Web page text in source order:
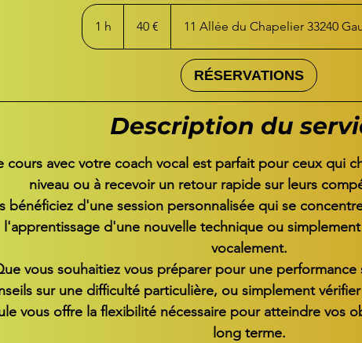
1 h 40 € 11 Allée du Chapelier 33240
RÉSERVATIONS
Description du
cours avec votre coach vocal est parfait pour ceux qui
niveau ou à recevoir un retour rapide sur leurs
bénéficiez d'une session personnalisée qui se
l'apprentissage d'une nouvelle technique ou
vocalement.
vous souhaitiez vous préparer pour une
sur une difficulté particulière, ou simplement
vous offre la flexibilité nécessaire pour atteindre vos
long terme.